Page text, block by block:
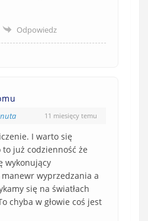
Odpowiedz
11 miesięcy temu
I warto się
już codzienność że
wykonujący
wyprzedzania a
się na światłach
chyba w głowie coś jest